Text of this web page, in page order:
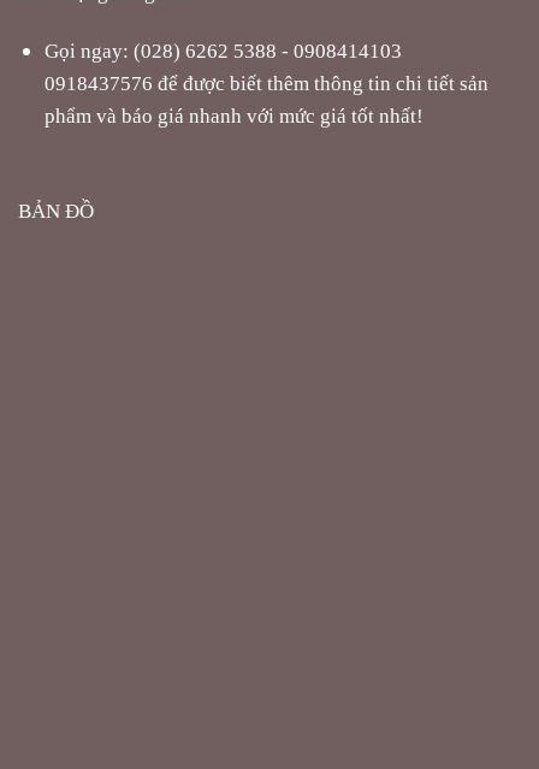
Gọi ngay: (028) 6262 5388 - 0908414103
0918437576 để được biết thêm thông tin chi tiết sản
phẩm và báo giá nhanh với mức giá tốt nhất!
BẢN ĐỒ